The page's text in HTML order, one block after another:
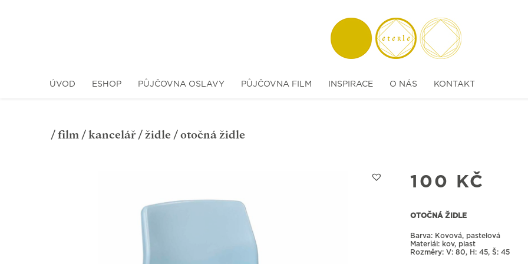
ÚVOD ESHOP PŮJČOVNA OSLAVY PŮJČOVNA FILM INSPIRACE O NÁS KONTAKT
/ film / kancelář / židle / otočná židle
100 KČ
OTOČNÁ ŽIDLE
Barva: Kovová, pastelová
Materiál: kov, plast
Rozměry:
80, H: 45, Š: 45